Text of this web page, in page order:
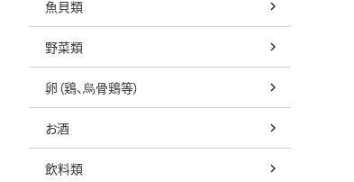
魚貝類
野菜類
卵（鶏、烏骨鶏等）
お酒
飲料類